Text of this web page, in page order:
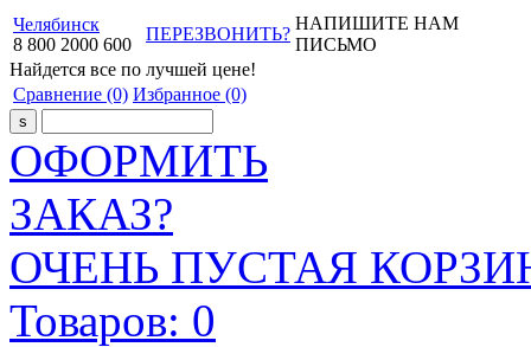
Челябинск
8 800 2000 600
ПЕРЕЗВОНИТЬ?
НАПИШИТЕ НАМ
ПИСЬМО
Найдется все по лучшей цене!
Сравнение (0) Избранное (0)
ОФОРМИТЬ
ЗАКАЗ?
ОЧЕНЬ ПУСТАЯ
Товаров: 0